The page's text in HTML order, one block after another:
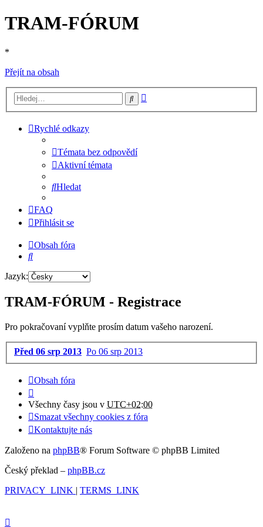
TRAM-FÓRUM
*
Přejít na obsah
Hledat
Rychlé odkazy
Témata bez odpovědí
Aktivní témata
Hledat
FAQ
Přihlásit se
Obsah fóra
Hledat
Jazyk:
TRAM-FÓRUM - Registrace
Pro pokračovaní vyplňte prosím datum vašeho narození.
Před 06 srp 2013 Po 06 srp 2013
Obsah fóra
Všechny časy jsou v UTC+02:00
Smazat všechny cookies z fóra
Kontaktujte nás
Založeno na phpBB® Forum Software © phpBB Limited
Český překlad – phpBB.cz
PRIVACY_LINK | TERMS_LINK